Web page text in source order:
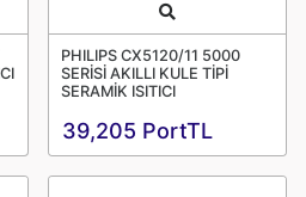
Quick View
PHILIPS CX5120/11 5000
SERİSİ AKILLI KULE TİPİ
SERAMİK ISITICI
39,205 PortTL